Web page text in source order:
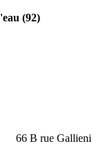
(92)
66 B rue Gallieni